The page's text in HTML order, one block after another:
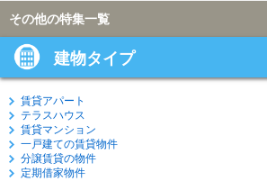
その他の特集一覧
建物タイプ
賃貸アパート
テラスハウス
賃貸マンション
一戸建ての賃貸物件
分譲賃貸の物件
定期借家物件